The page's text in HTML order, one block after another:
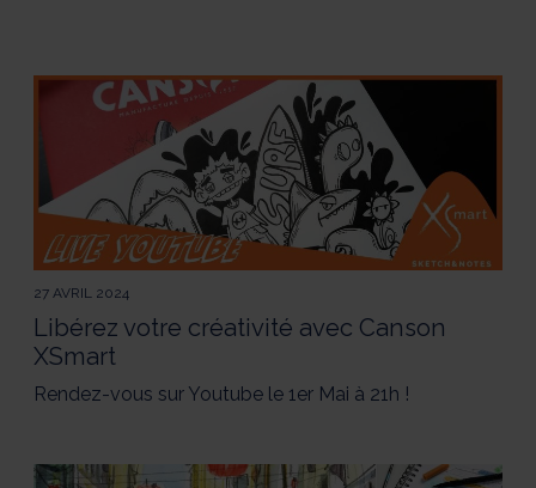
27 AVRIL 2024
Libérez votre créativité avec Canson
XSmart
Rendez-vous sur Youtube le 1er Mai à 21h !